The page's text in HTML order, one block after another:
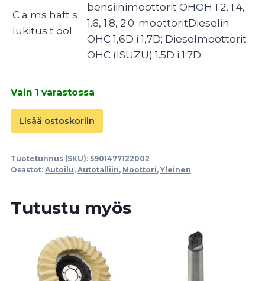
C a ms haft s
lukitus t ool
bensiinimoottorit OHOH 1.2, 1.4,
1.6, 1.8, 2.0; moottoritDieselin
OHC 1,6D i 1,7D; Dieselmoottorit
OHC (ISUZU) 1.5D i 1.7D
Vain 1 varastossa
Ajoitustyökalusarja
8-
määrä
Lisää ostoskoriin
Tuotetunnus (SKU): 5901477122002
Osastot: Autoilu, Autotalliin, Moottori, Yleinen
Tutustu myös